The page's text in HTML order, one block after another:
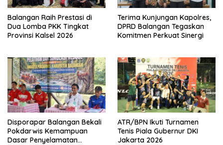
Balangan Raih Prestasi di
Dua Lomba PKK Tingkat
Provinsi Kalsel 2026
Terima Kunjungan Kapolres,
DPRD Balangan Tegaskan
Komitmen Perkuat Sinergi
Disporapar Balangan Bekali
Pokdarwis Kemampuan
Dasar Penyelamatan
ATR/BPN Ikuti Turnamen
Tenis Piala Gubernur DKI
Jakarta 2026